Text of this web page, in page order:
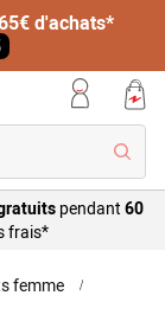
d'achats*
pendant 60
frais*
femme